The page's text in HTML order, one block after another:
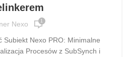
Nexo 1
Subiekt Nexo PRO: Minimalne
Procesów z SubSynch i